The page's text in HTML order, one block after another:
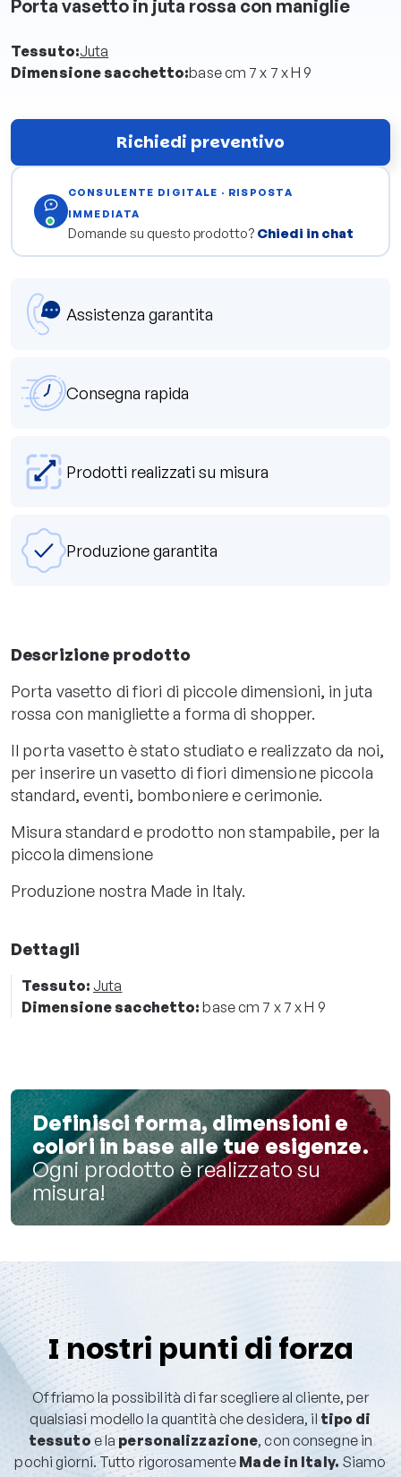
Porta vasetto in juta rossa con maniglie
Tessuto:Juta
Dimensione sacchetto:base cm 7 x 7 x H 9
Richiedi preventivo
CONSULENTE DIGITALE · RISPOSTA
IMMEDIATA
Domande su questo prodotto? Chiedi in chat
Assistenza garantita
Consegna rapida
Prodotti realizzati su misura
Produzione garantita
Descrizione prodotto
Porta vasetto di fiori di piccole dimensioni, in juta
rossa con manigliette a forma di shopper.
Il porta vasetto è stato studiato e realizzato da noi,
per inserire un vasetto di fiori dimensione piccola
standard, eventi, bomboniere e cerimonie.
Misura standard e prodotto non stampabile, per la
piccola dimensione
Produzione nostra Made in Italy.
Dettagli
Tessuto: Juta
Dimensione sacchetto: base cm 7 x 7 x H 9
Definisci forma, dimensioni e
colori in base alle tue esigenze.
Ogni prodotto è realizzato su
misura!
I nostri punti di forza
Offriamo la possibilità di far scegliere al cliente, per
qualsiasi modello la quantità che desidera, iltipo di
tessuto e lapersonalizzazione, con consegne in
pochi giorni. Tutto rigorosamente Made in Italy. Siamo